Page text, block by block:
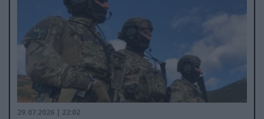
29.07.2026 | 22:02